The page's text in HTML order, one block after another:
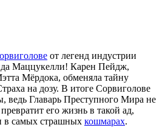
от легенд индустрии
Маццукелли! Карен Пейдж,
Мёрдока, обменяла тайну
на дозу. В итоге Сорвиголове
ведь Главарь Преступного Мира не
его жизнь в такой ад,
в самых страшных кошмарах.